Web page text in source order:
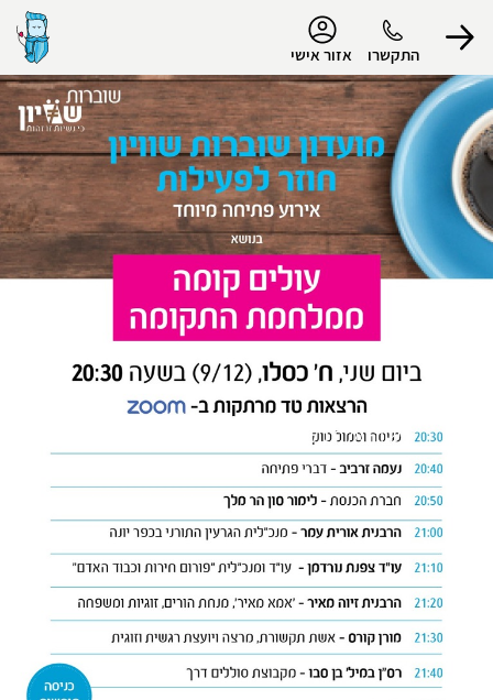
התקשרו אזור אישי
הפרופיל שלי
התנתק
תמונה אחת שווה אלף מילים, מילה אחת
שווה אלף בלבולים.